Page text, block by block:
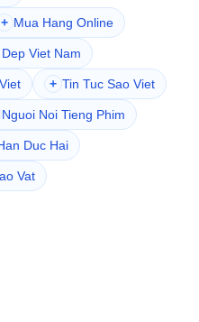
+ Mua Hang Online
Viet Nam
+ Tin Tuc Sao Viet
Nguoi Noi Tieng Phim
Duc Hai
Vat